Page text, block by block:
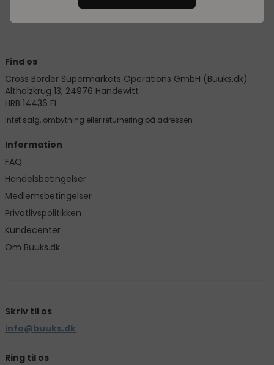
Find os
Cross Border Supermarkets Operations GmbH (Buuks.dk)
Altholzkrug 13, 24976 Handewitt
HRB 14436 FL
Intet salg, ombytning eller returnering på adressen
Information
FAQ
Handelsbetingelser
Medlemsbetingelser
Privatlivspolitikken
Kundecenter
Om Buuks.dk
Skriv til os
info@buuks.dk
Ring til os